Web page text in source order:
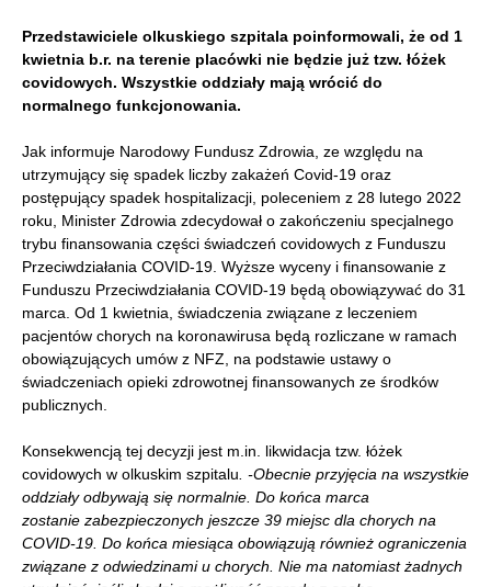
Przedstawiciele olkuskiego szpitala poinformowali, że od 1
kwietnia b.r. na terenie placówki nie będzie już tzw. łóżek
covidowych. Wszystkie oddziały mają wrócić do
normalnego funkcjonowania.
Jak informuje Narodowy Fundusz Zdrowia, ze względu na
utrzymujący się spadek liczby zakażeń Covid-19 oraz
postępujący spadek hospitalizacji, poleceniem z 28 lutego 2022
roku, Minister Zdrowia zdecydował o zakończeniu specjalnego
trybu finansowania części świadczeń covidowych z Funduszu
Przeciwdziałania COVID-19. Wyższe wyceny i finansowanie z
Funduszu Przeciwdziałania COVID-19 będą obowiązywać do 31
marca. Od 1 kwietnia, świadczenia związane z leczeniem
pacjentów chorych na koronawirusa będą rozliczane w ramach
obowiązujących umów z NFZ, na podstawie ustawy o
świadczeniach opieki zdrowotnej finansowanych ze środków
publicznych.
Konsekwencją tej decyzji jest m.in. likwidacja tzw. łóżek
covidowych w olkuskim szpitalu -Obecnie przyjęcia na wszystkie
oddziały odbywają się normalnie. Do końca marca
zostanie zabezpieczonych jeszcze 39 miejsc dla chorych na
COVID-19. Do końca miesiąca obowiązują również ograniczenia
związane z odwiedzinami u chorych. Nie ma natomiast żadnych